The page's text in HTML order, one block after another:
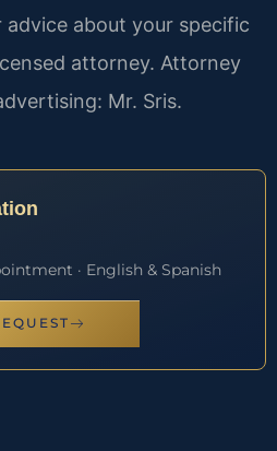
advice about your specific
attorney. Attorney
Mr. Sris.
· English & Spanish